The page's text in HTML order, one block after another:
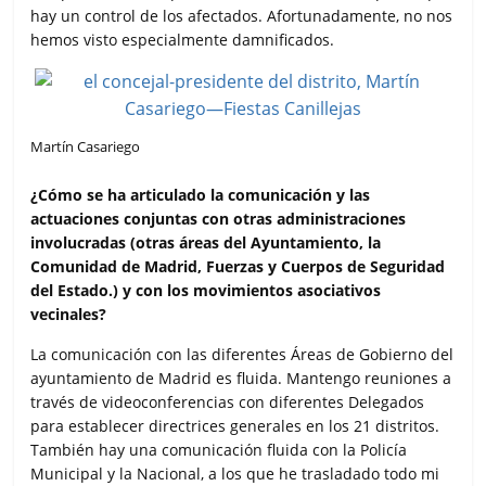
hay un control de los afectados. Afortunadamente, no nos
hemos visto especialmente damnificados.
Martín Casariego
¿Cómo se ha articulado la comunicación y las
actuaciones conjuntas con otras administraciones
involucradas (otras áreas del Ayuntamiento, la
Comunidad de Madrid, Fuerzas y Cuerpos de Seguridad
del Estado.) y con los movimientos asociativos
vecinales?
La comunicación con las diferentes Áreas de Gobierno del
ayuntamiento de Madrid es fluida. Mantengo reuniones a
través de videoconferencias con diferentes Delegados
para establecer directrices generales en los 21 distritos.
También hay una comunicación fluida con la Policía
Municipal y la Nacional, a los que he trasladado todo mi